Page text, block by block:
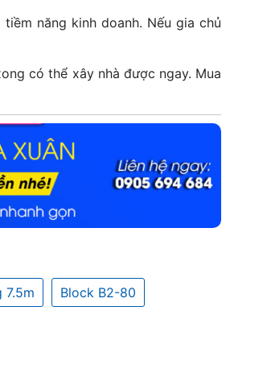
năng kinh doanh. Nếu gia chủ
có thể xây nhà được ngay. Mua
7.5m Block B2-80